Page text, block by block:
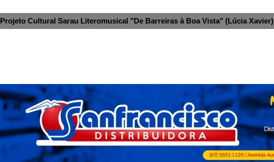
Projeto Cultural Sarau Literomusical "De Barreiras à Boa Vista" (Lúcia Xavier)